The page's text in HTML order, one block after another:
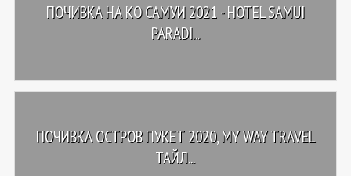
ПОЧИВКА НА КО САМУИ 2021 - HOTEL SAMUI
PARADI...
ПОЧИВКА ОСТРОВ ПУКЕТ 2020, MY WAY TRAVEL
ТАЙЛ...